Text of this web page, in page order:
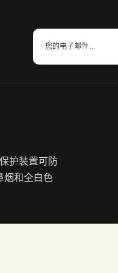
护装置可防
烟和全白色